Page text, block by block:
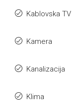
Kablovska TV
Kamera
Kanalizacija
Klima